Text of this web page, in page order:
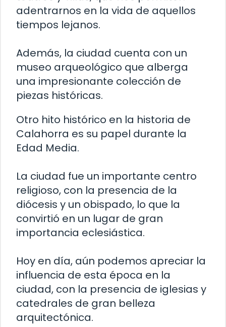
adentrarnos en la vida de aquellos
tiempos lejanos.
Además, la ciudad cuenta con un
museo arqueológico que alberga
una impresionante colección de
piezas históricas.
Otro hito histórico en la historia de
Calahorra es su papel durante la
Edad Media.
La ciudad fue un importante centro
religioso, con la presencia de la
diócesis y un obispado, lo que la
convirtió en un lugar de gran
importancia eclesiástica.
Hoy en día, aún podemos apreciar la
influencia de esta época en la
ciudad, con la presencia de iglesias y
catedrales de gran belleza
arquitectónica.